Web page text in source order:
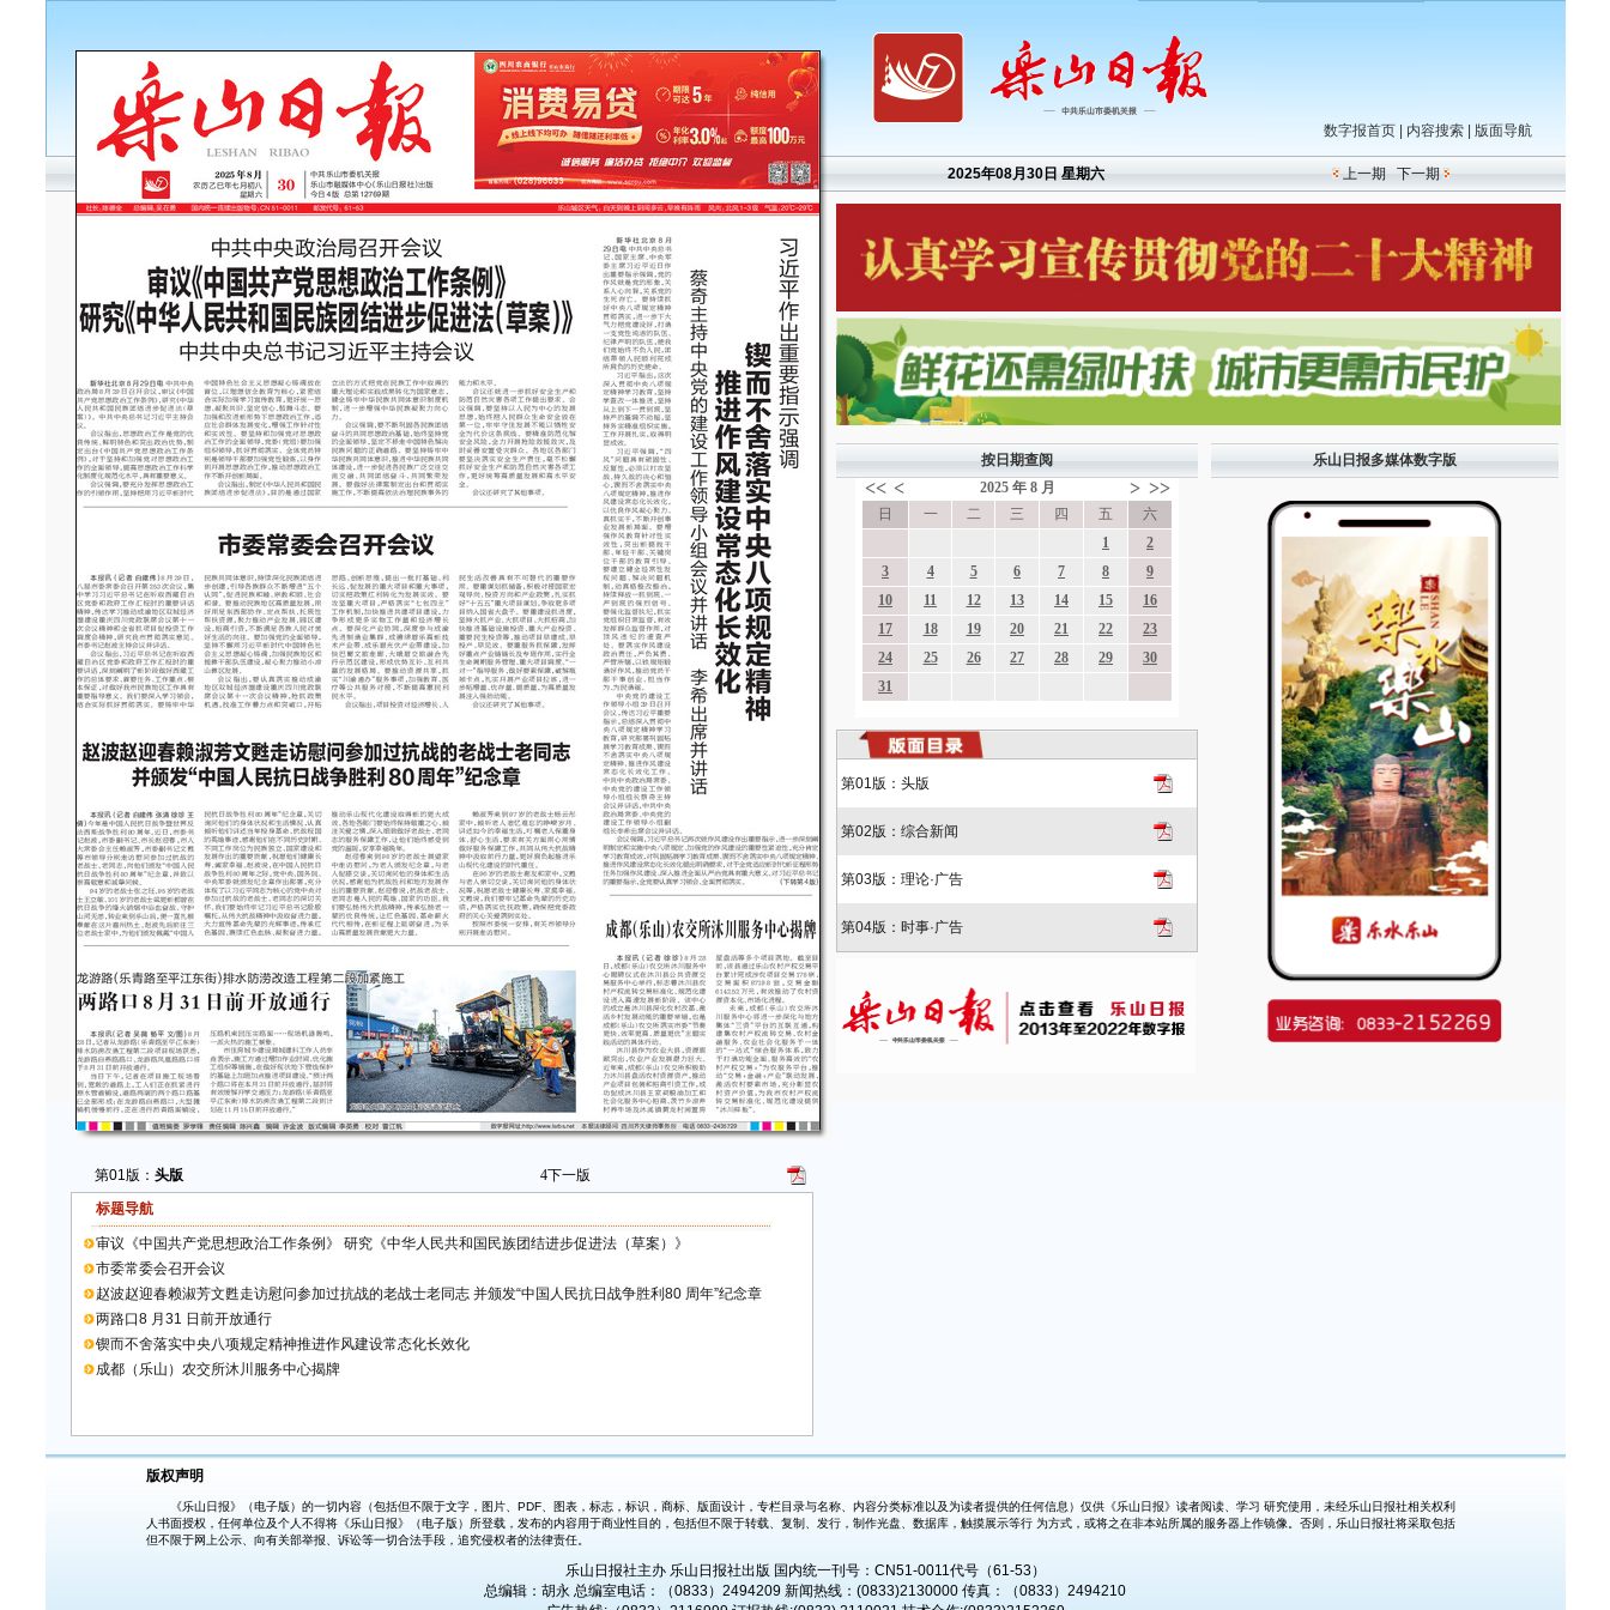
第01版： 头版 4下一版
标题导航
审议《中国共产党思想政治工作条例》 研究《中华人民共和国民族团结进步促进法（草案）》
市委常委会召开会议
赵波赵迎春赖淑芳文甦走访慰问参加过抗战的老战士老同志 并颁发“中国人民抗日战争胜利80 周年”纪念章
两路口8 月31 日前开放通行
锲而不舍落实中央八项规定精神推进作风建设常态化长效化
成都（乐山）农交所沐川服务中心揭牌
数字报首页 内容搜索 版面导航
2025年08月30日 星期六 上一期 下一期
按日期查阅
第01版：头版
第02版：综合新闻
第03版：理论·广告
第04版：时事·广告
乐山日报多媒体数字版
版权声明
《乐山日报》（电子版）的一切内容（包括但不限于文字，图片、PDF、图表，标志，标识，商标、版面设计，专栏目录与名称、内容分类标准以及为读者提供的任何信息）仅供《乐山日报》读者阅读、学习 研究使用，未经乐山日报社相关权利
人书面授权，任何单位及个人不得将《乐山日报》（电子版）所登载，发布的内容用于商业性目的，包括但不限于转载、复制、发行，制作光盘、数据库，触摸展示等行 为方式，或将之在非本站所属的服务器上作镜像。否则，乐山日报社将采取包括
但不限于网上公示、向有关部举报、诉讼等一切合法手段，追究侵权者的法律责任。
乐山日报社主办 乐山日报社出版 国内统一刊号：CN51-0011代号（61-53）
总编辑：胡永 总编室电话：（0833）2494209 新闻热线：(0833)2130000 传真：（0833）2494210